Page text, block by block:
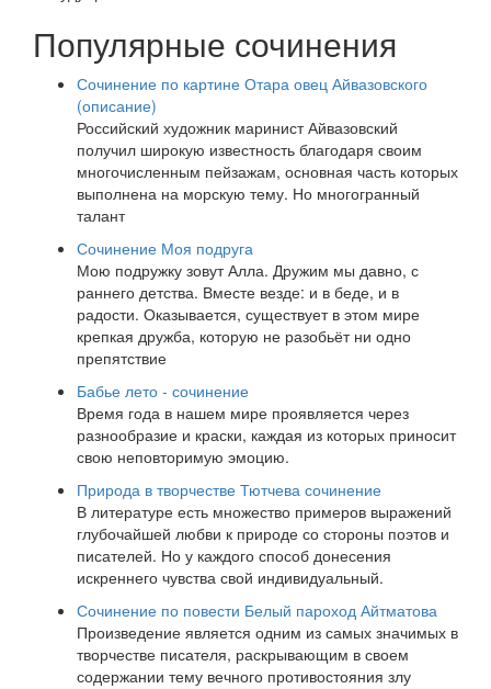
Популярные сочинения
Сочинение по картине Отара овец Айвазовского
(описание)
Российский художник маринист Айвазовский
получил широкую известность благодаря своим
многочисленным пейзажам, основная часть которых
выполнена на морскую тему. Но многогранный
талант
Сочинение Моя подруга
Мою подружку зовут Алла. Дружим мы давно, с
раннего детства. Вместе везде: и в беде, и в
радости. Оказывается, существует в этом мире
крепкая дружба, которую не разобьёт ни одно
препятствие
Бабье лето - сочинение
Время года в нашем мире проявляется через
разнообразие и краски, каждая из которых приносит
свою неповторимую эмоцию.
Природа в творчестве Тютчева сочинение
В литературе есть множество примеров выражений
глубочайшей любви к природе со стороны поэтов и
писателей. Но у каждого способ донесения
искреннего чувства свой индивидуальный.
Сочинение по повести Белый пароход Айтматова
Произведение является одним из самых значимых в
творчестве писателя, раскрывающим в своем
содержании тему вечного противостояния злу